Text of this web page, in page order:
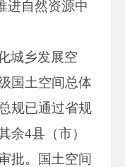
进自然资源中
城乡发展空
国土空间总体
规已通过省规
余4县（市）
批。国土空间